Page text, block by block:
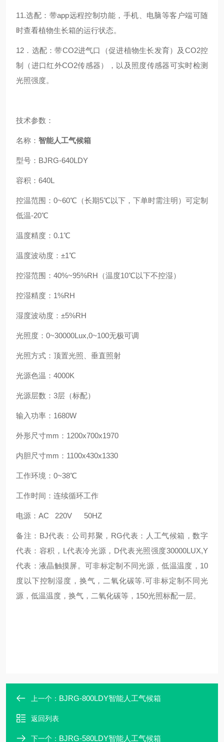
11.选配：带app远程控制功能，手机、电脑等客户端可随
时查看植物生长箱的运行状态。
12．选配：带CO2进气口（促进植物生长发育）及CO2控
制（进口红外CO2传感器），以及照度传感器可实时检测
光照强度。
技术参数：
名称： 智能人工气候箱
型号：BJRG-640LDY
容积：640L
控温范围：0~60℃（长期5℃以下，下单时需注明）可定制
低温-20℃
温度精度：0.1℃
温度波动度：±1℃
控湿范围：40%~95%RH（温度10℃以下不控湿）
控湿精度：1%RH
湿度波动度：±5%RH
光照度：0~30000Lux,0~100无极可调
光照方式：顶置光照、垂直照射
光源色温：4000K
光源层数：3层（标配）
输入功率：1680W
外形尺寸mm：1200x700x1970
内胆尺寸mm：1100x430x1330
工作环境：0~38℃
工作时间：连续循环工作
电源：AC 220V 50HZ
备注：BJ代表：公司邦聚，RG代表：人工气候箱，数字
代表：容积，L代表冷光源，D代表光照强度30000LUX,Y
代表：液晶触摸屏。可非标定制不同光源，低温温度，10
度以下控制湿度，换气，二氧化碳等.可非标定制不同光
源，低温温度，换气，二氧化碳等，150光照标配一层。
上一个： BJRG-800LDY智能人工气候箱
返回列表
下一个： BJRG-580LDY智能人工气候箱